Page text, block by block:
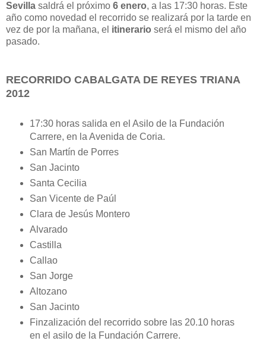
Sevilla saldrá el próximo 6 enero, a las 17:30 horas. Este
año como novedad el recorrido se realizará por la tarde en
vez de por la mañana, el itinerario será el mismo del año
pasado.
RECORRIDO CABALGATA DE REYES TRIANA
2012
17:30 horas salida en el Asilo de la Fundación
Carrere, en la Avenida de Coria.
San Martín de Porres
San Jacinto
Santa Cecilia
San Vicente de Paúl
Clara de Jesús Montero
Alvarado
Castilla
Callao
San Jorge
Altozano
San Jacinto
Finzalización del recorrido sobre las 20.10 horas
en el asilo de la Fundación Carrere.